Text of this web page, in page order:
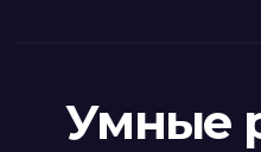
Умные